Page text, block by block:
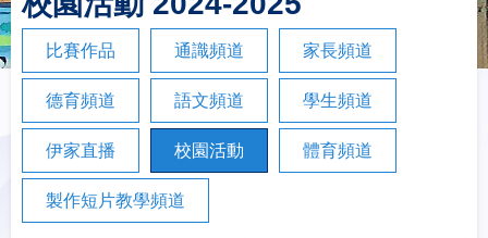
比賽作品 通識頻道 家長頻道
德育頻道 語文頻道 學生頻道
伊家直播 校園活動 體育頻道
製作短片教學頻道